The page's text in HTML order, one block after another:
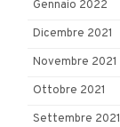
Gennaio 2022
Dicembre 2021
Novembre 2021
Ottobre 2021
Settembre 2021